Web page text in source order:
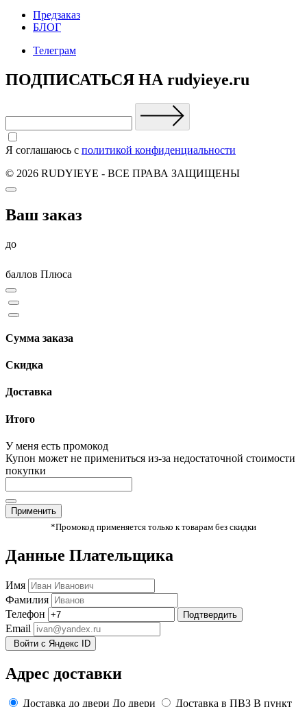
Предзаказ
БЛОГ
Телеграм
ПОДПИСАТЬСЯ НА rudyieye.ru
Я соглашаюсь с политикой конфиденциальности
© 2026 RUDYIEYE - ВСЕ ПРАВА ЗАЩИЩЕНЫ
Ваш заказ
до
баллов Плюса
Сумма заказа
Скидка
Доставка
Итого
У меня есть промокод
Купон может не примениться из-за недостаточной стоимости
покупки
Применить
*Промокод применяется только к товарам без скидки
Данные Плательщика
Имя
Фамилия
Телефон
Подтвердить
Email
Войти с Яндекс ID
Адрес доставки
Доставка до двери До двери Доставка в ПВЗ В пункт